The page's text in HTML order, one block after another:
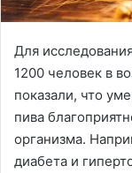
Для
1200 человек в
показали, что
пива
организма.
диабета и